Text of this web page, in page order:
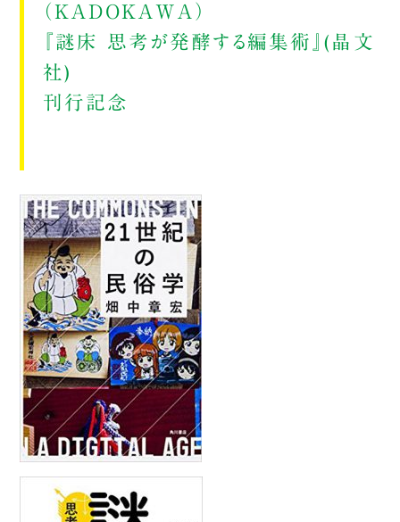
（KADOKAWA）
『謎床 思考が発酵する編集術』(晶文
社)
刊行記念